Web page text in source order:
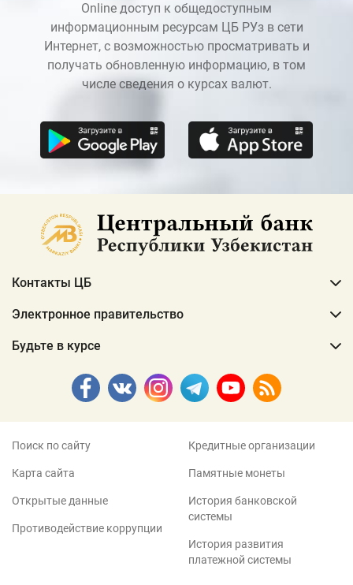
Online доступ к общедоступным
информационным ресурсам ЦБ РУз в сети
Интернет, с возможностью просматривать и
получать обновленную информацию, в том
числе сведения о курсах валют.
Контакты ЦБ
Электронное правительство
Будьте в курсе
Поиск по сайту
Карта сайта
Открытые данные
Противодействие коррупции
Кредитные организации
Памятные монеты
История банковской
системы
История развития
платежной системы